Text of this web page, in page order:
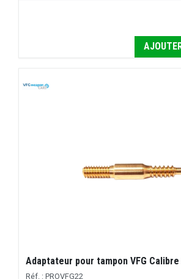
Adaptateur pour tampon VFG Calibre
Réf. : PROVFG22